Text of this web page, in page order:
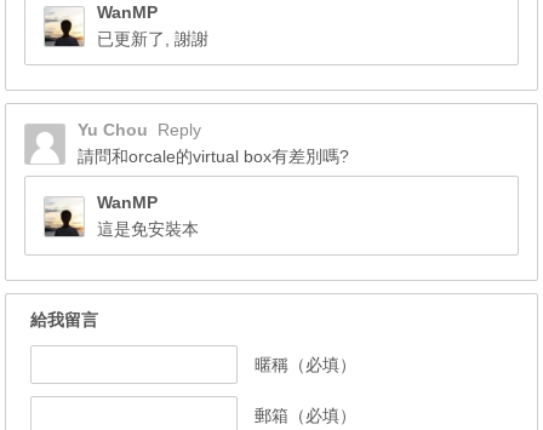
WanMP
已更新了, 謝謝
Yu Chou
Reply
請問和orcale的virtual box有差別嗎?
WanMP
這是免安裝本
給我留言
暱稱（必填）
郵箱（必填）